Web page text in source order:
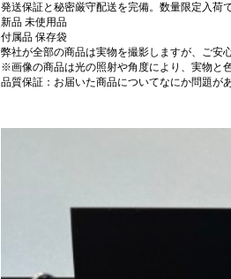
発送保証と秘密厳守配送を完備。数量限定入荷
新品 未使用品
付属品 保存袋
弊社が全部の商品は実物を撮影しますが、ご安
※画像の商品は光の照射や角度により、実物と
品質保証：お届いた商品についてなにか問題が